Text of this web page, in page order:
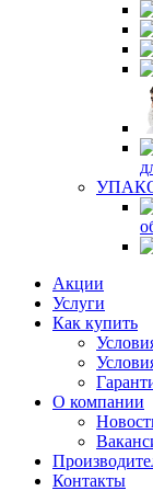
Акции
Услуги
Как купить
О компании
Контакты